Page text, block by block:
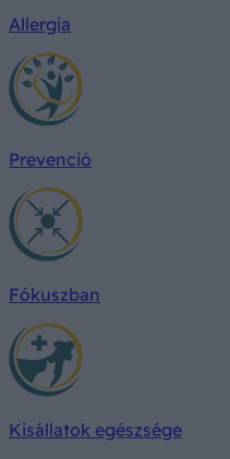
Allergia
Prevenció
Fókuszban
Kisállatok egészsége